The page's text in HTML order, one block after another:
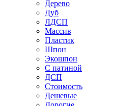
Дерево
Дуб
ЛДСП
Массив
Пластик
Шпон
Экошпон
С патиной
ДСП
Стоимость
Дешевые